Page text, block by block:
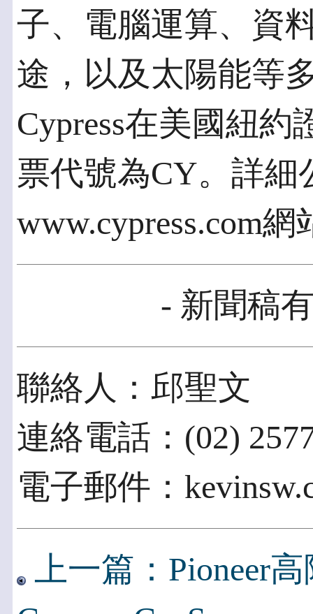
子、電腦運算、資
途，以及太陽能等
Cypress在美國紐
票代號為CY。詳細
www.cypress.com網
- 新聞稿
聯絡人：邱聖文
連絡電話：(02)
電子郵件：
上一篇：Pioneer